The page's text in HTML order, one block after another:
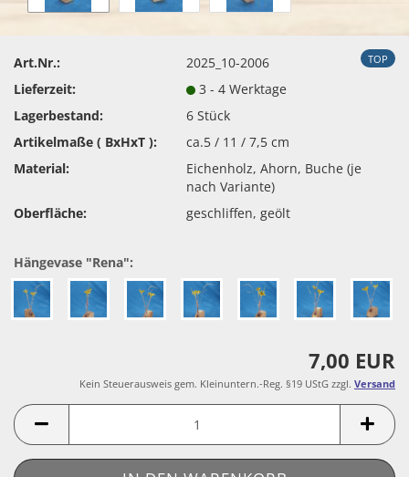
TOP
Art.Nr.:
2025_10-2006
Lieferzeit:
3 - 4 Werktage
Lagerbestand:
6Stück
Artikelmaße ( BxHxT ):
ca.5 / 11 / 7,5 cm
Material:
Eichenholz, Ahorn, Buche (je
nach Variante)
Oberfläche:
geschliffen, geölt
Hängevase "Rena":
7,00 EUR
Kein Steuerausweis gem. Kleinuntern.-Reg. §19 UStG zzgl. Versand